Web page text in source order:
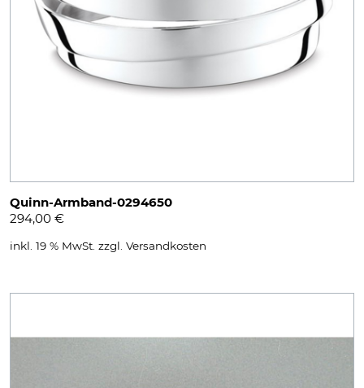
Quinn-Armband-0294650
294,00 €
inkl. 19 % MwSt. zzgl. Versandkosten